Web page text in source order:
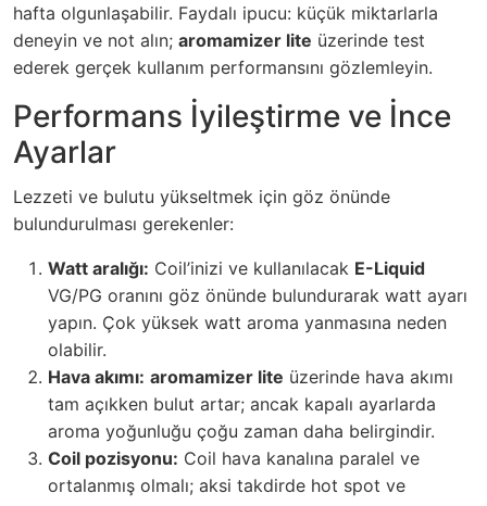
hafta olgunlaşabilir. Faydalı ipucu: küçük miktarlarla
deneyin ve not alın; aromamizer lite üzerinde test
ederek gerçek kullanım performansını gözlemleyin.
Performans İyileştirme ve İnce
Ayarlar
Lezzeti ve bulutu yükseltmek için göz önünde
bulundurulması gerekenler:
Watt aralığı: Coil’inizi ve kullanılacak E-Liquid
VG/PG oranını göz önünde bulundurarak watt ayarı
yapın. Çok yüksek watt aroma yanmasına neden
olabilir.
Hava akımı: aromamizer lite üzerinde hava akımı
tam açıkken bulut artar; ancak kapalı ayarlarda
aroma yoğunluğu çoğu zaman daha belirgindir.
Coil pozisyonu: Coil hava kanalına paralel ve
ortalanmış olmalı; aksi takdirde hot spot ve